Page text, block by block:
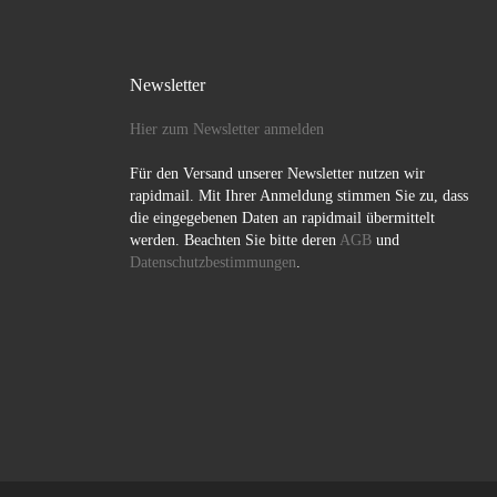
Newsletter
Hier zum Newsletter anmelden
Für den Versand unserer Newsletter nutzen wir
rapidmail. Mit Ihrer Anmeldung stimmen Sie zu, dass
die eingegebenen Daten an rapidmail übermittelt
werden. Beachten Sie bitte deren AGB und
Datenschutzbestimmungen